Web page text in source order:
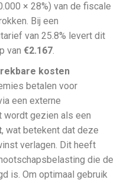
× 28%) van de fiscale
Bij een
van 25.8% levert dit
van €2.167.
kosten
betalen voor
een externe
wordt gezien als een
, wat betekent dat deze
verlagen. Dit heeft
die de
is. Om optimaal gebruik